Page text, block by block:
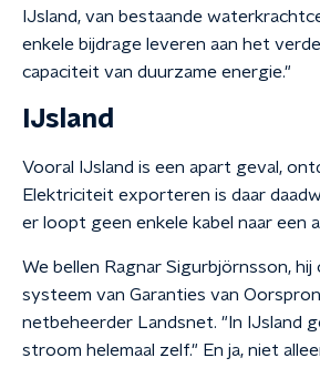
IJsland, van bestaande
enkele bijdrage leveren aan het
capaciteit van duurzame energie."
IJsland
Vooral IJsland is een apart geval,
Elektriciteit exporteren is daar
er loopt geen enkele kabel naar een
We bellen Ragnar Sigurbjörnsson,
systeem van Garanties van
netbeheerder Landsnet. "In IJsland
stroom helemaal zelf." En ja, niet